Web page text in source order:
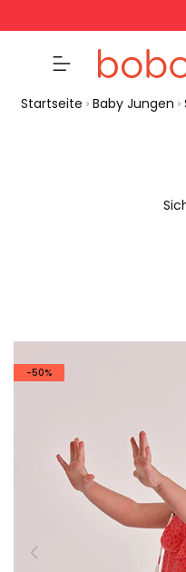
Startseite Baby Jungen
-50%